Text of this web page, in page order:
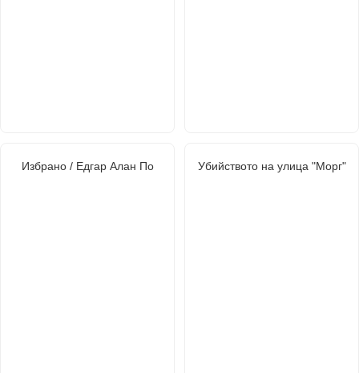
Избрано / Едгар Алан По Убийството на улица "Морг"